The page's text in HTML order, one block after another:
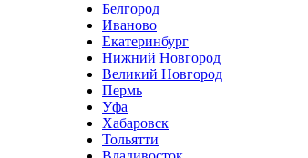
Белгород
Иваново
Екатеринбург
Нижний Новгород
Великий Новгород
Пермь
Уфа
Хабаровск
Тольятти